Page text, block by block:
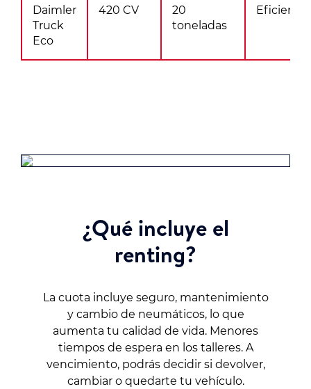
Daimler
Truck
Eco
420 CV
20
toneladas
Eficiente
¿Qué incluye el
renting?
La cuota incluye seguro, mantenimiento
y cambio de neumáticos, lo que
aumenta tu calidad de vida. Menores
tiempos de espera en los talleres. A
vencimiento, podrás decidir si devolver,
cambiar o quedarte tu vehículo.